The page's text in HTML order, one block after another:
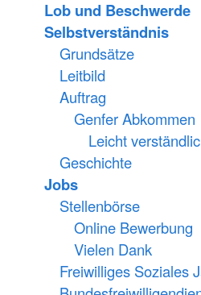
Lob und Beschwerde
Selbstverständnis
Grundsätze
Leitbild
Auftrag
Genfer Abkommen
Leicht
Geschichte
Jobs
Stellenbörse
Online Bewerbung
Vielen Dank
Freiwilliges Soziales